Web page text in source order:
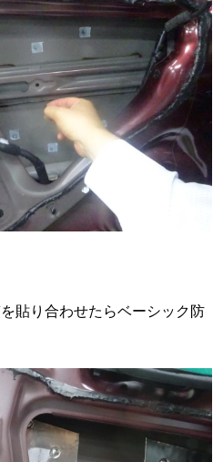
貼り合わせたらベーシック防